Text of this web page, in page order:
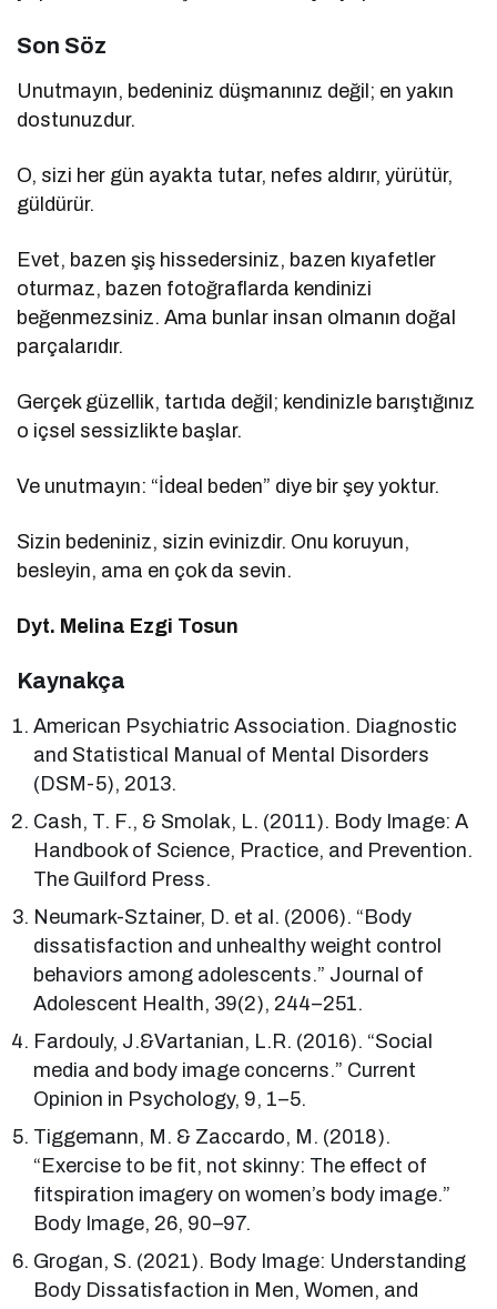
Son Söz
Unutmayın, bedeniniz düşmanınız değil; en yakın
dostunuzdur.
O, sizi her gün ayakta tutar, nefes aldırır, yürütür,
güldürür.
Evet, bazen şiş hissedersiniz, bazen kıyafetler
oturmaz, bazen fotoğraflarda kendinizi
beğenmezsiniz. Ama bunlar insan olmanın doğal
parçalarıdır.
Gerçek güzellik, tartıda değil; kendinizle barıştığınız
o içsel sessizlikte başlar.
Ve unutmayın: “İdeal beden” diye bir şey yoktur.
Sizin bedeniniz, sizin evinizdir. Onu koruyun,
besleyin, ama en çok da sevin.
Dyt. Melina Ezgi Tosun
Kaynakça
American Psychiatric Association. Diagnostic
and Statistical Manual of Mental Disorders
(DSM-5), 2013.
Cash, T. F., & Smolak, L. (2011). Body Image: A
Handbook of Science, Practice, and Prevention.
The Guilford Press.
Neumark-Sztainer, D. et al. (2006). “Body
dissatisfaction and unhealthy weight control
behaviors among adolescents.” Journal of
Adolescent Health, 39(2), 244–251.
Fardouly, J.&Vartanian, L.R. (2016). “Social
media and body image concerns.” Current
Opinion in Psychology, 9, 1–5.
Tiggemann, M. & Zaccardo, M. (2018).
“Exercise to be fit, not skinny: The effect of
fitspiration imagery on women’s body image.”
Body Image, 26, 90–97.
Grogan, S. (2021). Body Image: Understanding
Body Dissatisfaction in Men, Women, and